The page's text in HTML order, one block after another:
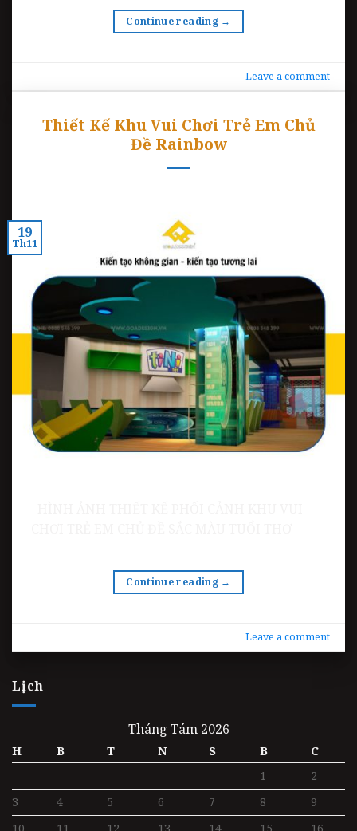
Continue reading →
Leave a comment
Thiết Kế Khu Vui Chơi Trẻ Em Chủ
Đề Rainbow
19
Th11
Continue reading →
Leave a comment
Lịch
Tháng Tám 2026
H B T N S B
C
1
2
3
4 5 6 7 8
9